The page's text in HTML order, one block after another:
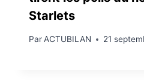
Starlets
ParACTUBILAN 21